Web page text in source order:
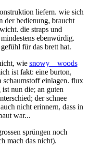
liefern. wie sich
der bedienung, braucht
die straps und
ebenwürdig.
für das brett hat.
wie snowy__woods
ist fakt: eine burton,
schaumstoff einlagen. flux
nun die; an guten
der schnee
nicht erinnern, dass in
war...
sprüngen noch
mach das nicht).